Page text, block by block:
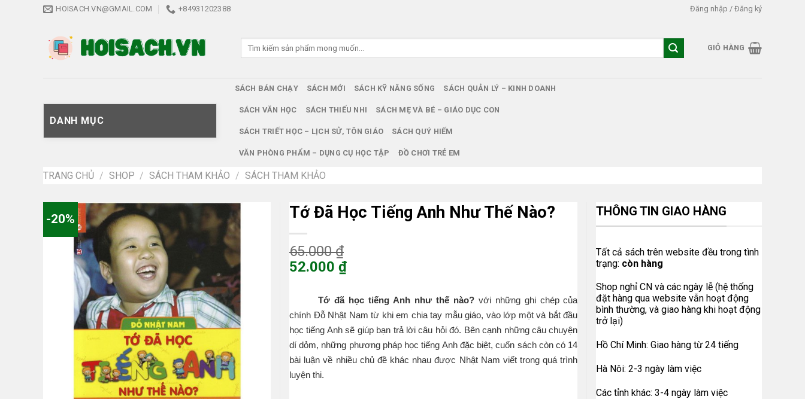
HOISACH.VN@GMAIL.COM +84931202388 Đăng nhập / Đăng ký
GIỎ HÀNG
DANH MỤC
SÁCH BÁN CHẠY SÁCH MỚI SÁCH KỸ NĂNG SỐNG SÁCH QUẢN LÝ – KINH DOANH
SÁCH VĂN HỌC SÁCH THIẾU NHI SÁCH MẸ VÀ BÉ – GIÁO DỤC CON
SÁCH TRIẾT HỌC – LỊCH SỬ, TÔN GIÁO SÁCH QUÝ HIẾM
VĂN PHÒNG PHẨM – DỤNG CỤ HỌC TẬP ĐỒ CHƠI TRẺ EM
TRANG CHỦ / SHOP / SÁCH THAM KHẢO / SÁCH THAM KHẢO
-20% Tớ Đã Học Tiếng Anh Như Thế Nào?
65.000₫
65.000 ₫.
52.000 ₫
tại
là:
52.000 ₫.
Tớ đã học tiếng Anh như thế nào?với những ghi chép của
chính Đỗ Nhật Nam từ khi em chia tay mẫu giáo, vào lớp một và bắt đầu
học tiếng Anh sẽ giúp bạn trả lời câu hỏi đó. Bên cạnh những câu chuyện
dí dỏm, những phương pháp học tiếng Anh đặc biệt, cuốn sách còn có 14
bài luận về nhiều chủ đề khác nhau được Nhật Nam viết trong quá trình
luyện thi.
THÔNG TIN GIAO HÀNG
Tất cả sách trên website đều trong tình
trạng: còn hàng
Shop nghỉ CN và các ngày lễ (hệ thống
đặt hàng qua website vẫn hoạt động
bình thường, và giao hàng khi hoạt động
trở lại)
Hồ Chí Minh: Giao hàng từ 24 tiếng
Hà Nôi: 2-3 ngày làm việc
Các tỉnh khác: 3-4 ngày làm việc